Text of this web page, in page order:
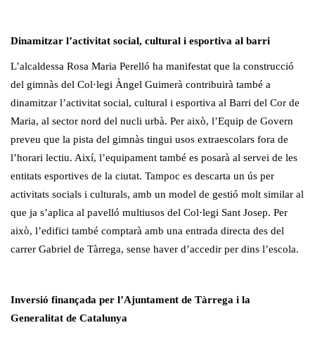
Dinamitzar l’activitat social, cultural i esportiva al barri
L’alcaldessa Rosa Maria Perelló ha manifestat que la construcció
del gimnàs del Col·legi Àngel Guimerà contribuirà també a
dinamitzar l’activitat social, cultural i esportiva al Barri del Cor de
Maria, al sector nord del nucli urbà. Per això, l’Equip de Govern
preveu que la pista del gimnàs tingui usos extraescolars fora de
l’horari lectiu. Així, l’equipament també es posarà al servei de les
entitats esportives de la ciutat. Tampoc es descarta un ús per
activitats socials i culturals, amb un model de gestió molt similar al
que ja s’aplica al pavelló multiusos del Col·legi Sant Josep. Per
això, l’edifici també comptarà amb una entrada directa des del
carrer Gabriel de Tàrrega, sense haver d’accedir per dins l’escola.
Inversió finançada per l’Ajuntament de Tàrrega i la
Generalitat de Catalunya